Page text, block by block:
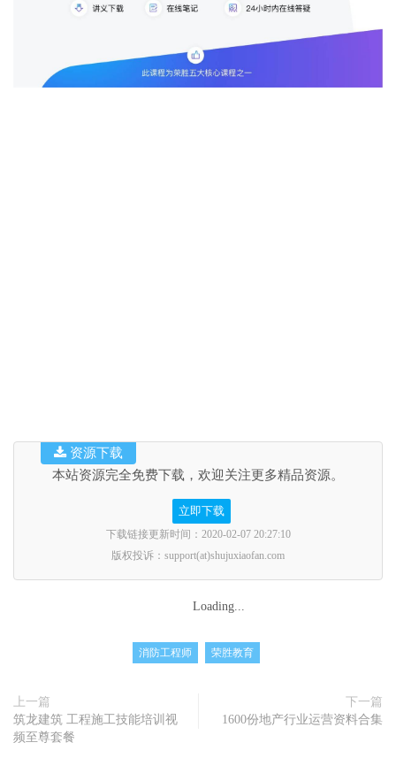
本站资源完全免费下载，欢迎关注更多精品资源。
立即下载
下载链接更新时间：2020-02-07 20:27:10
版权投诉：support(at)shujuxiaofan.com
资源下载
Loading...
消防工程师 荣胜教育
上一篇
筑龙建筑 工程施工技能培训视
频至尊套餐
下一篇
1600份地产行业运营资料合集